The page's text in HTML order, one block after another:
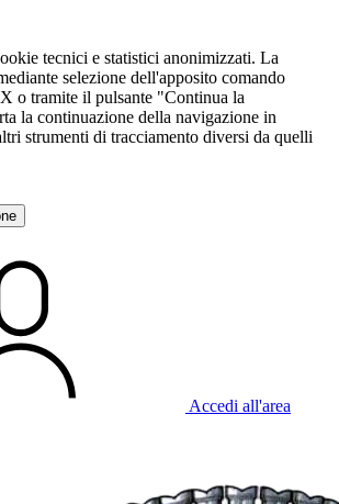
tecnici e statistici anonimizzati. La
selezione dell'apposito comando
o tramite il pulsante "Continua la
la continuazione della navigazione in
strumenti di tracciamento diversi da quelli
Accedi all'area